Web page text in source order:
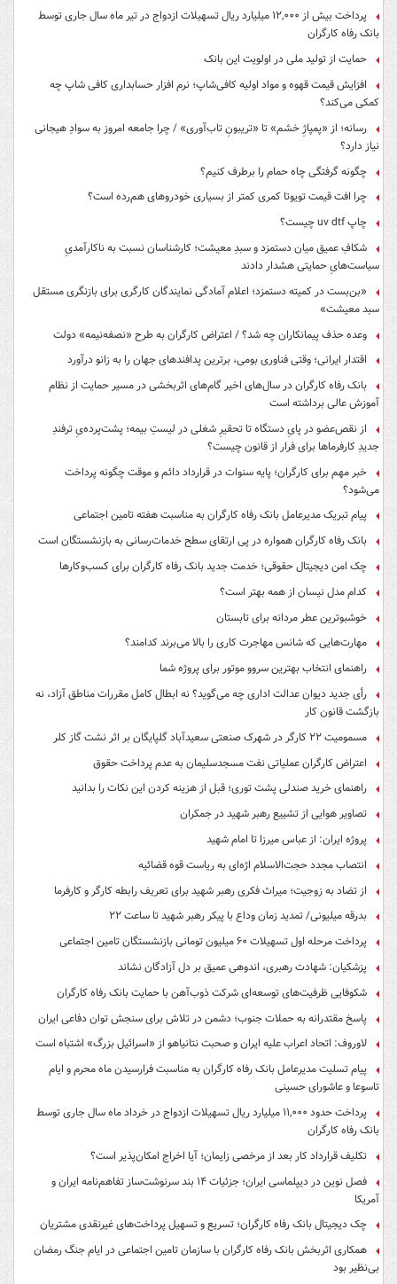
پرداخت بیش از ۱۲,۰۰۰ میلیارد ریال تسهیلات ازدواج در تیر ماه سال جاری توسط
بانک رفاه کارگران
حمایت از تولید ملی در اولویت این بانک
افزایش قیمت قهوه و مواد اولیه کافی‌شاپ؛ نرم افزار حسابداری کافی شاپ چه
کمکی می‌کند؟
رسانه؛ از «پمپاژِ خشم» تا «تریبونِ تاب‌آوری» / چرا جامعه امروز به سوادِ هیجانی
نیاز دارد؟
چگونه گرفتگی چاه حمام را برطرف کنیم؟
چرا افت قیمت تویوتا کمری کمتر از بسیاری خودروهای هم‌رده است؟
چاپ uv dtf چیست؟
شکافِ عمیق میان دستمزد و سبدِ معیشت؛ کارشناسان نسبت به ناکارآمدیِ
سیاست‌هایِ حمایتی هشدار دادند
«بن‌بست در کمیته دستمزد؛ اعلام آمادگی نمایندگان کارگری برای بازنگری مستقل
سبد معیشت»
وعده حذف پیمانکاران چه شد؟ / اعتراض کارگران به طرح «نصفه‌نیمه» دولت
اقتدار ایرانی؛ وقتی فناوری بومی، برترین پدافندهای جهان را به زانو درآورد
بانک رفاه کارگران در سال‌های اخیر گام‌های اثربخشی در مسیر حمایت از نظام
آموزش عالی برداشته است
از نقص‌عضو در پایِ دستگاه تا تحقیرِ شغلی در لیستِ بیمه؛ پشت‌پرده‌یِ ترفندِ
جدیدِ کارفرماها برای فرار از قانون چیست؟
خبر مهم برای کارگران؛ پایه سنوات در قرارداد دائم و موقت چگونه پرداخت
می‌شود؟
پیام تبریک مدیرعامل بانک رفاه کارگران به مناسبت هفته تامین اجتماعی
بانک رفاه کارگران همواره در پی ارتقای سطح خدمات‌رسانی به بازنشستگان است
چک امن دیجیتال حقوقی؛ خدمت جدید بانک رفاه کارگران برای کسب‌وکارها
کدام مدل نیسان از همه بهتر است؟
خوشبوترین عطر مردانه برای تابستان
مهارت‌هایی که شانس مهاجرت کاری را بالا می‌برند کدامند؟
راهنمای انتخاب بهترین سروو موتور برای پروژه شما
رأی جدید دیوان عدالت اداری چه می‌گوید؟ نه ابطال کامل مقررات مناطق آزاد، نه
بازگشت قانون کار
مسمومیت ۲۲ کارگر در شهرک صنعتی سعیدآباد گلپایگان بر اثر نشت گاز کلر
اعتراض کارگران عملیاتی نفت مسجدسلیمان به عدم پرداخت حقوق
راهنمای خرید صندلی پشت توری؛ قبل از هزینه کردن این نکات را بدانید
تصاویر هوایی از تشییع رهبر شهید در جمکران
پروژه ایران: از عباس میرزا تا امام شهید
انتصاب مجدد حجت‌الاسلام اژه‌ای به ریاست قوه‌ قضائیه
از تضاد به زوجیت؛ میراث فکری رهبر شهید برای تعریف رابطه کارگر و کارفرما
بدرقه میلیونی/ تمدید زمان وداع با پیکر رهبر شهید تا ساعت ۲۲
پرداخت مرحله اول تسهیلات ۶۰ میلیون تومانی بازنشستگان تامین اجتماعی
پزشکیان: شهادت رهبری، اندوهی عمیق بر دل آزادگان نشاند
شکوفایی ظرفیت‌های توسعه‌ای شرکت ذوب‌آهن با حمایت‌ بانک رفاه کارگران
پاسخ مقتدرانه به حملات جنوب؛ دشمن در تلاش برای سنجش توان دفاعی ایران
لاوروف: اتحاد اعراب علیه ایران و صحبت نتانیاهو از «اسرائیل بزرگ» اشتباه است
پیام تسلیت مدیرعامل بانک رفاه کارگران به مناسبت فرارسیدن ماه محرم و ایام
تاسوعا و عاشورای حسینی
پرداخت حدود ۱۱,۰۰۰ میلیارد ریال تسهیلات ازدواج در خرداد ماه سال جاری توسط
بانک رفاه کارگران
تکلیف قرارداد کار بعد از مرخصی زایمان؛ آیا اخراج امکان‌پذیر است؟
فصل نوین در دیپلماسی ایران؛ جزئیات ۱۴ بند سرنوشت‌ساز تفاهم‌نامه ایران و
آمریکا
چک دیجیتال بانک رفاه کارگران؛ تسریع و تسهیل پرداخت‌های غیرنقدی مشتریان
همکاری اثربخش بانک رفاه کارگران با سازمان تامین اجتماعی در ایام جنگ رمضان
بی‌نظیر بود